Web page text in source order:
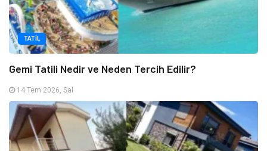
TATIL
Gemi Tatili Nedir ve Neden Tercih Edilir?
14 Tem 2026, Sal